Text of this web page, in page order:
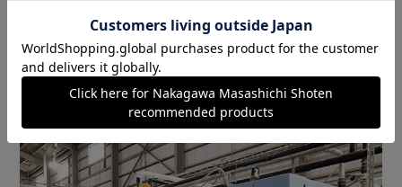
は糸が傷つけられることなく、綿なら綿の、ウールならウ
ールという繊維本来の柔らかさや弾力、風合いを活かすこ
とができるんです」